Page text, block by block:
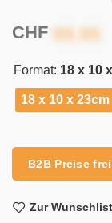
CHF
Format: 18 x 10
18 x 10 x 23cm
B2B Preise
Zur